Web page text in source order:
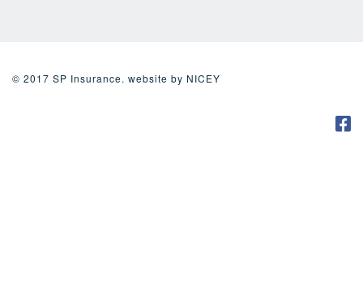
© 2017 SP Insurance. website by NICEY